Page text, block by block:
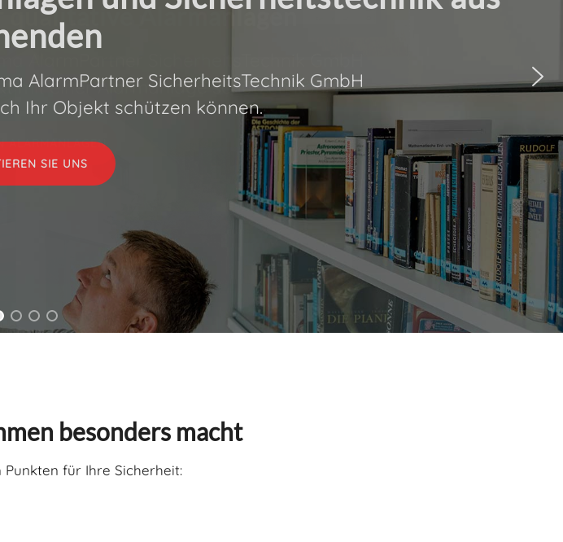
Alarmanlagen
AlarmPartner SicherheitsTechnik GmbH
mit einer Alarmanlage schützen können.
ALARMANLAGEN
besonders macht
für Ihre Sicherheit: